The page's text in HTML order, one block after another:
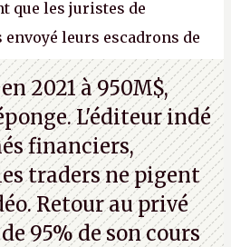
que les juristes de
envoyé leurs escadrons de
distribuer du copyright
Sam continuera
sur vos
2021 à 950M$,
L'éditeur indé
financiers,
traders ne pigent
Retour au privé
95% de son cours